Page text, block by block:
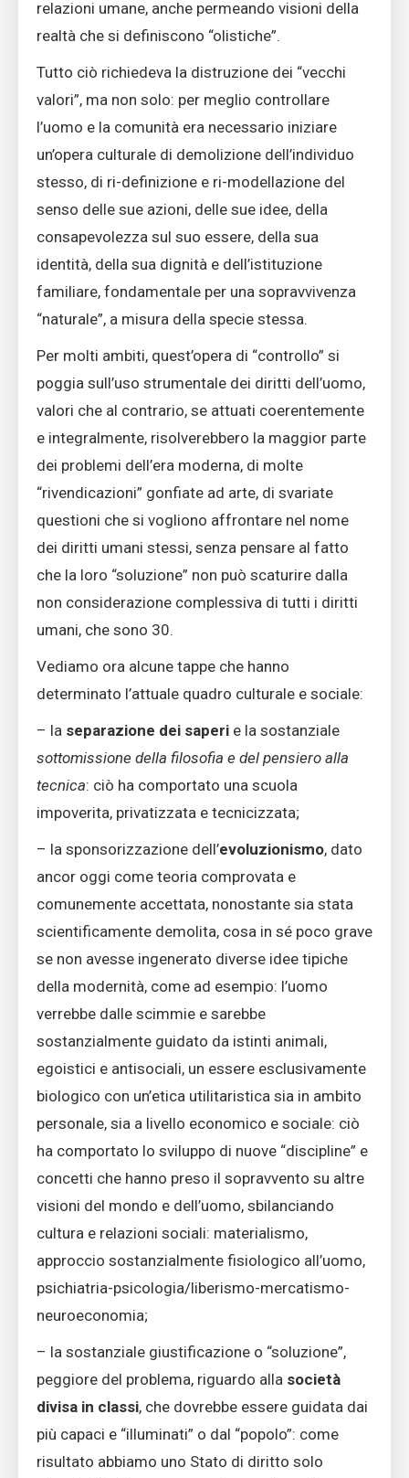
relazioni umane, anche permeando visioni della
realtà che si definiscono “olistiche”.
Tutto ciò richiedeva la distruzione dei “vecchi
valori”, ma non solo: per meglio controllare
l’uomo e la comunità era necessario iniziare
un’opera culturale di demolizione dell’individuo
stesso, di ri-definizione e ri-modellazione del
senso delle sue azioni, delle sue idee, della
consapevolezza sul suo essere, della sua
identità, della sua dignità e dell’istituzione
familiare, fondamentale per una sopravvivenza
“naturale”, a misura della specie stessa.
Per molti ambiti, quest’opera di “controllo” si
poggia sull’uso strumentale dei diritti dell’uomo,
valori che al contrario, se attuati coerentemente
e integralmente, risolverebbero la maggior parte
dei problemi dell’era moderna, di molte
“rivendicazioni” gonfiate ad arte, di svariate
questioni che si vogliono affrontare nel nome
dei diritti umani stessi, senza pensare al fatto
che la loro “soluzione” non può scaturire dalla
non considerazione complessiva di tutti i diritti
umani, che sono 30.
Vediamo ora alcune tappe che hanno
determinato l’attuale quadro culturale e sociale:
– la separazione dei saperi e la sostanziale
sottomissione della filosofia e del pensiero alla
tecnica: ciò ha comportato una scuola
impoverita, privatizzata e tecnicizzata;
– la sponsorizzazione dell’evoluzionismo, dato
ancor oggi come teoria comprovata e
comunemente accettata, nonostante sia stata
scientificamente demolita, cosa in sé poco grave
se non avesse ingenerato diverse idee tipiche
della modernità, come ad esempio: l’uomo
verrebbe dalle scimmie e sarebbe
sostanzialmente guidato da istinti animali,
egoistici e antisociali, un essere esclusivamente
biologico con un’etica utilitaristica sia in ambito
personale, sia a livello economico e sociale: ciò
ha comportato lo sviluppo di nuove “discipline” e
concetti che hanno preso il sopravvento su altre
visioni del mondo e dell’uomo, sbilanciando
cultura e relazioni sociali: materialismo,
approccio sostanzialmente fisiologico all’uomo,
psichiatria-psicologia/liberismo-mercatismo-
neuroeconomia;
– la sostanziale giustificazione o “soluzione”,
peggiore del problema, riguardo alla società
divisa in classi, che dovrebbe essere guidata dai
più capaci e “illuminati” o dal “popolo”: come
risultato abbiamo uno Stato di diritto solo